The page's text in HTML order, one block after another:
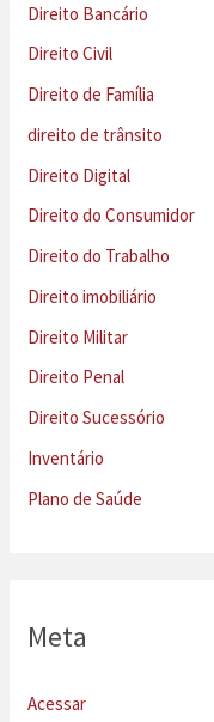
Direito Bancário
Direito Civil
Direito de Família
direito de trânsito
Direito Digital
Direito do Consumidor
Direito do Trabalho
Direito imobiliário
Direito Militar
Direito Penal
Direito Sucessório
Inventário
Plano de Saúde
Meta
Acessar